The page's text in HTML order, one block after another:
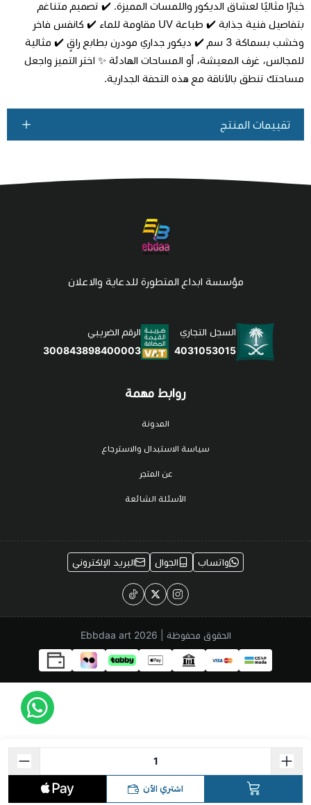
اشتري الآن
خيارًا مثاليًا لعشّاق الديكور واللمسات المميزة. ✔️ تصميم متناغم
بتفاصيل فنية جذابة ✔️ طباعة UV مقاومة للماء ✔️ كانفس فاخر
وخشب بسماكة 3 سم ✔️ ديكور جداري مودرن بطابع راقٍ ✔️ مثالية
للمجالس، غرف المعيشة، أو المساحات الهادئة ✨ اختر التميز واجعل
مساحتك تنطق بالأناقة مع هذه التحفة الجدارية.
تقييمات المنتج
روابط مهمة
المدونة
سياسة الاستبدال والاسترجاع
عن المتجر
الأسئلة الشائعة
مؤسسة ابداع المتطورة للدعاية والاعلان
السجل التجاري
4031053015
الرقم الضريبي
300843898400003
واتساب الجوال البريد الإلكتروني
الحقوق محفوظة | 2026 Ebbdaa art